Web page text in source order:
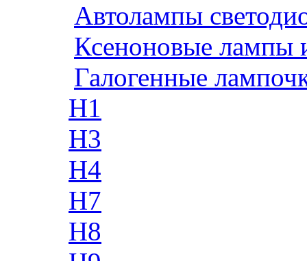
Автолампы
Ксеноновые лампы
Галогенные
H1
H3
H4
H7
H8